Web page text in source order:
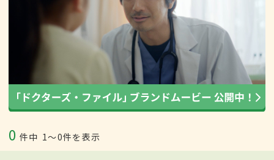
0 件中 1〜0件を表示